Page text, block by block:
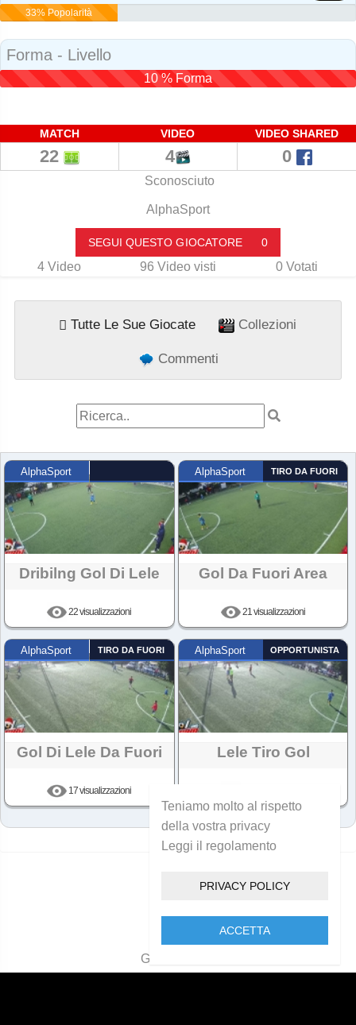
33% Popolarità
Forma - Livello
10 % Forma
MATCH VIDEO VIDEO SHARED
22 4 0
Sconosciuto
AlphaSport
SEGUI QUESTO GIOCATORE 0
4 Video 96 Video visti 0 Votati
Tutte Le Sue Giocate Collezioni
Commenti
AlphaSport
Dribilng Gol Di Lele
22 visualizzazioni
AlphaSport TIRO DA FUORI
Gol Da Fuori Area
21 visualizzazioni
AlphaSport TIRO DA FUORI
Gol Di Lele Da Fuori
17 visualizzazioni
AlphaSport OPPORTUNISTA
Lele Tiro Gol
Teniamo molto al rispetto
della vostra privacy
Leggi il regolamento
PRIVACY POLICY
ACCETTA
Golcam 2021